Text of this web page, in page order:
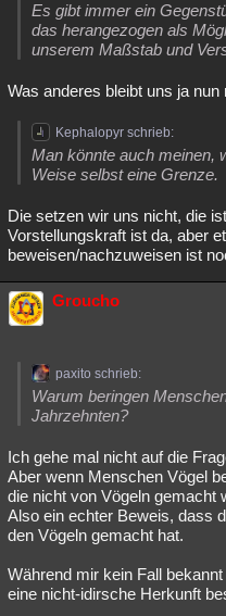
Es gibt immer ein
das herangezogen als
unserem Maßstab und
Was anderes bleibt uns ja nun
Kephalopyr schrieb:
Man könnte auch meinen,
Weise selbst eine Grenze.
Die setzen wir uns nicht, die
Vorstellungskraft ist da, aber
beweisen/nachzuweisen ist
Groucho
paxito schrieb:
Warum beringen
Jahrzehnten?
Ich gehe mal nicht auf die
Aber wenn Menschen Vögel
die nicht von Vögeln gemacht
Also ein echter Beweis, dass
den Vögeln gemacht hat.
Während mir kein Fall
eine nicht-idirsche Herkunft